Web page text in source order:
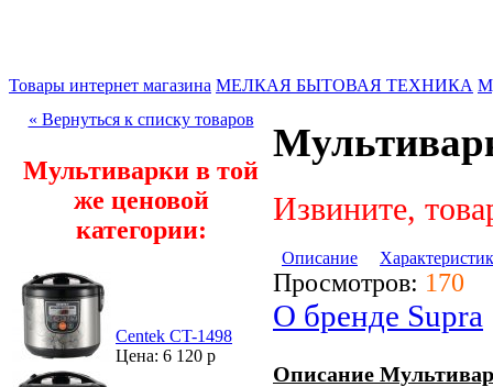
Товары интернет магазина МЕЛКАЯ БЫТОВАЯ ТЕХНИКА
« Вернуться к списку товаров
Мультиварки в той
же ценовой
категории:
Centek CT-1498
Цена: 6 120 р
Извините,
Описание
Просмотров: 170
О бренде Supra
Описание